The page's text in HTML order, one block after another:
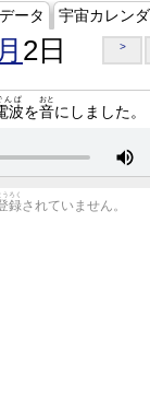
ータ 宇宙カレン
2日 >
波
んぱ
を音
おと
にしました。
録
うろく
されていません。